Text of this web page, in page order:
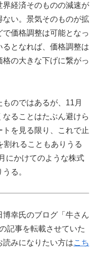
経済そのものの減速が
い。景気そのものが拡
価格調整は可能となっ
となれば、価格調整は
の大きな下げに繋がっ
のではあるが、11月
ることはたぶん避けら
を見る限り、これで止
割れることもありうる
にかけてのような株式
る。
幸氏のブログ「牛さん
記事を転載させていた
みになりたい方はこち